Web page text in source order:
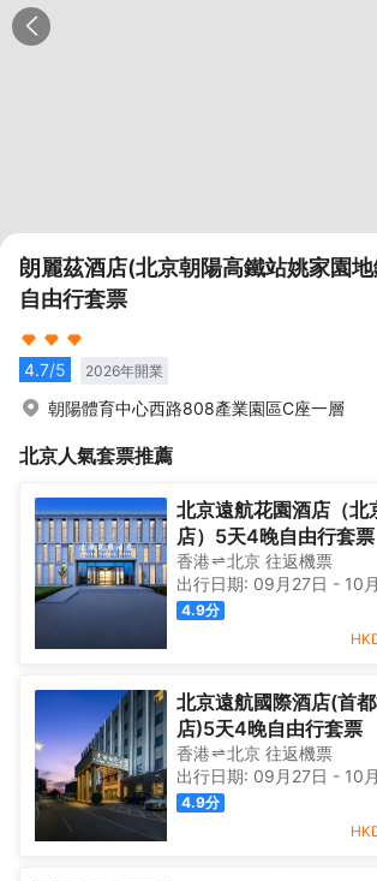
朗麗茲酒店(北京朝陽高鐵站姚家園
自由行套票
4.7/5 2026年開業
朝陽體育中心西路808產業園區C座一層
北京人氣套票推薦
北京遠航花園酒店（北
店）5天4晚自由行套票
香港 北京 往返機票
出行日期: 09月27日 - 10
4.9分
北京遠航國際酒店(首
店)5天4晚自由行套票
香港 北京 往返機票
出行日期: 09月27日 - 10
4.9分